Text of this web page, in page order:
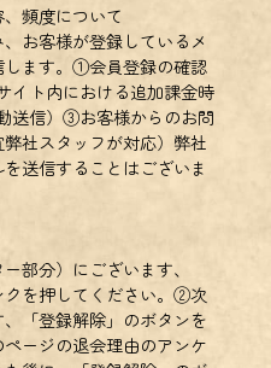
頻度について
お客様が登録しているメ
します。①会員登録の確認
イト内における追加課金時
送信）③お客様からのお問
社スタッフが対応）弊社
送信することはございま
部分）にございます、
クを押してください。②次
「登録解除」のボタンを
ージの退会理由のアンケ